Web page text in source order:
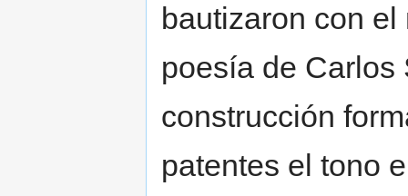
bautizaron con
poesía de Carlos
construcción
patentes el tono